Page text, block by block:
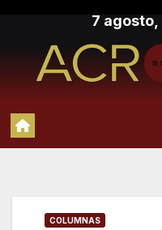
contenido
7 agosto,
COLUMNAS